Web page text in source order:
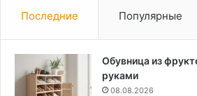
Последние Популярные
Обувница из
руками
08.08.2026